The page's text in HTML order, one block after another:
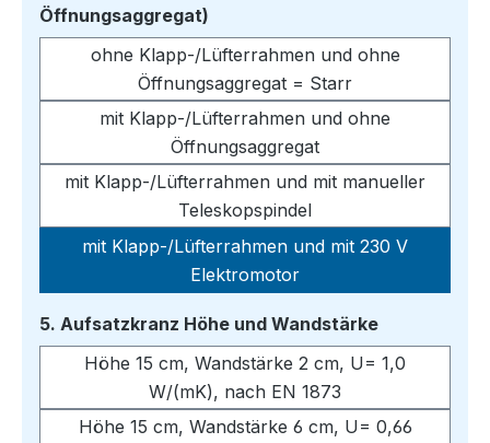
Öffnungsaggregat)
ohne Klapp-/Lüfterrahmen und ohne
Öffnungsaggregat = Starr
mit Klapp-/Lüfterrahmen und ohne
Öffnungsaggregat
mit Klapp-/Lüfterrahmen und mit manueller
Teleskopspindel
mit Klapp-/Lüfterrahmen und mit 230 V
Elektromotor
5. Aufsatzkranz Höhe und Wandstärkeauswählen
Höhe 15 cm, Wandstärke 2 cm, U= 1,0
W/(mK), nach EN 1873
Höhe 15 cm, Wandstärke 6 cm, U= 0,66